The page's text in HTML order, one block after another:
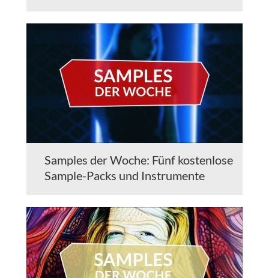
Samples der Woche: Fünf kostenlose
Sample-Packs und Instrumente